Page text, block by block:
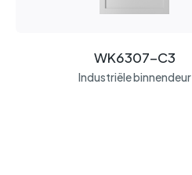
WK6307-C3
Industriële binnendeur